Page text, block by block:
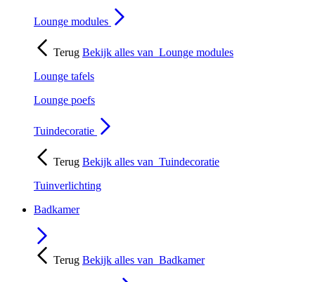
Lounge modules
Terug Bekijk alles van Lounge modules
Lounge tafels
Lounge poefs
Tuindecoratie
Terug Bekijk alles van Tuindecoratie
Tuinverlichting
Badkamer
Terug Bekijk alles van Badkamer